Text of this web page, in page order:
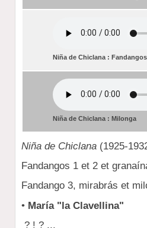
Niña de Chiclana :
Niña de Chiclana : Milonga
Niña de Chiclana (1925-
Fandangos 1 et 2 et
Fandango 3, mirabrás et
• María "la Clavellina"
? ! ? ...